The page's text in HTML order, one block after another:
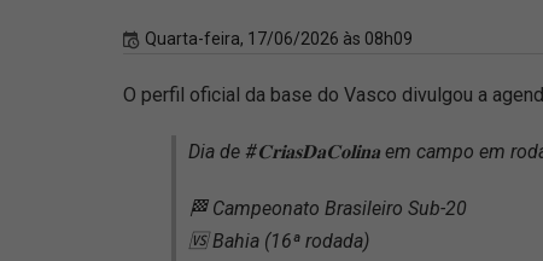
Quarta-feira, 17/06/2026 às 08h09
O perfil oficial da base do Vasco divulgou a
Dia de #𝐂𝐫𝐢𝐚𝐬𝐃𝐚𝐂𝐨𝐥𝐢𝐧𝐚 em campo em
🏁 Campeonato Brasileiro Sub-20
🆚 Bahia (16ª rodada)